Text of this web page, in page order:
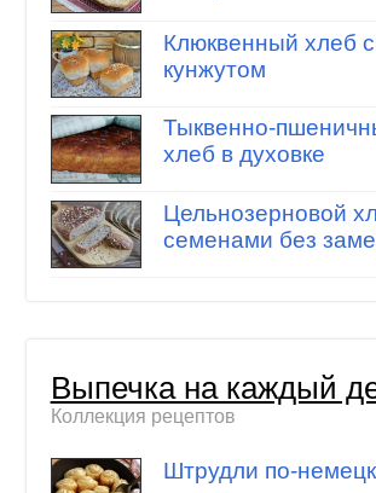
Клюквенный хлеб с
кунжутом
Тыквенно-
хлеб в духовке
Цельнозерновой
семенами без
Выпечка на каждый
Коллекция рецептов
Штрудли по-